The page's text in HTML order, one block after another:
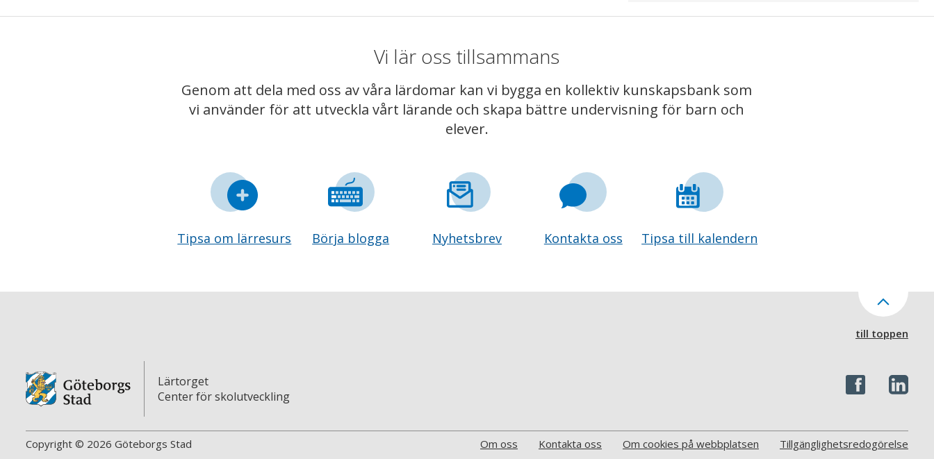
Vi lär oss tillsammans
Genom att dela med oss av våra lärdomar kan vi bygga en kollektiv kunskapsbank som
vi använder för att utveckla vårt lärande och skapa bättre undervisning för barn och
elever.
Tipsa om lärresurs Börja blogga Nyhetsbrev Kontakta oss Tipsa till kalendern
till toppen
Lärtorget
Center för skolutveckling
Copyright © 2026 Göteborgs Stad Om oss Kontakta oss Om cookies på webbplatsen Tillgänglighetsredogörelse